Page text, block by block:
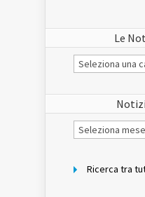
Le
Le
Notizie
Notizie
per
Ricerca tra